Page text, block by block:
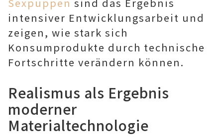
intensiver Entwicklungsarbeit und
zeigen, wie stark sich
Konsumprodukte durch technische
Fortschritte verändern können.
Realismus als Ergebnis
moderner
Materialtechnologie